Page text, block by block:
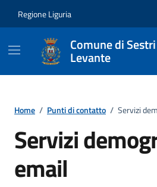
Regione Liguria
Comune di Sestri
Levante
Home / Punti di contatto / Servizi
Servizi
email